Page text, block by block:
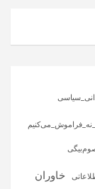
خاوران